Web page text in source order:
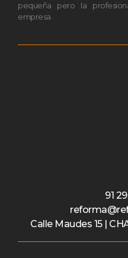
pequeña pero la
empresa.
91
Calle Maudes 15 |